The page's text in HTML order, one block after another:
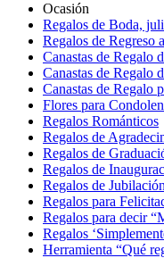
Ocasión
Regalos de Boda,
Regalos de Regreso
Canastas de Regalo
Canastas de Regalo
Canastas de Regalo
Flores para
Regalos Románticos
Regalos de
Regalos de
Regalos de
Regalos de Jubilación
Regalos para
Regalos para decir
Regalos
Herramienta “Qué